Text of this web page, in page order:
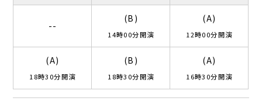
--
(B)
14時00分開演
(A)
12時00分開演
(A)
18時30分開演
(B)
18時30分開演
(A)
16時30分開演